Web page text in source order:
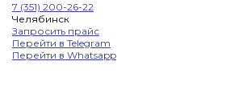
7 (351) 200-26-22
Челябинск
Запросить прайс
Перейти в Telegram
Перейти в Whatsapp